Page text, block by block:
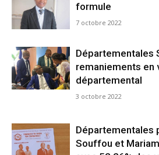
formule
7 octobre 2022
Départementales
remaniements en
départemental
3 octobre 2022
Départementales
Souffou et